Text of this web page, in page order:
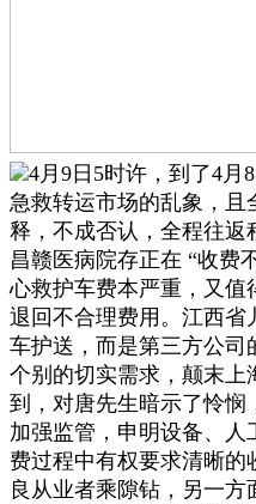
4月9日5时许，到了4月
急救转运市场的乱象，
释，不成否认，全程往返
昌赣医病院存正在 “收费
心救护车费本严重，又值
退回不合理费用。江西省
车护送，而是第三方公司
个别的切实需求，颠末上
到，对唐先生暗示了怜悯
加强监管，申明设备、
费过程中有权要求清晰
良从业者乘隙钻，另一